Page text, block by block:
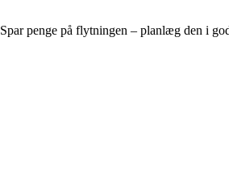
Spar penge på flytningen – planlæg den i